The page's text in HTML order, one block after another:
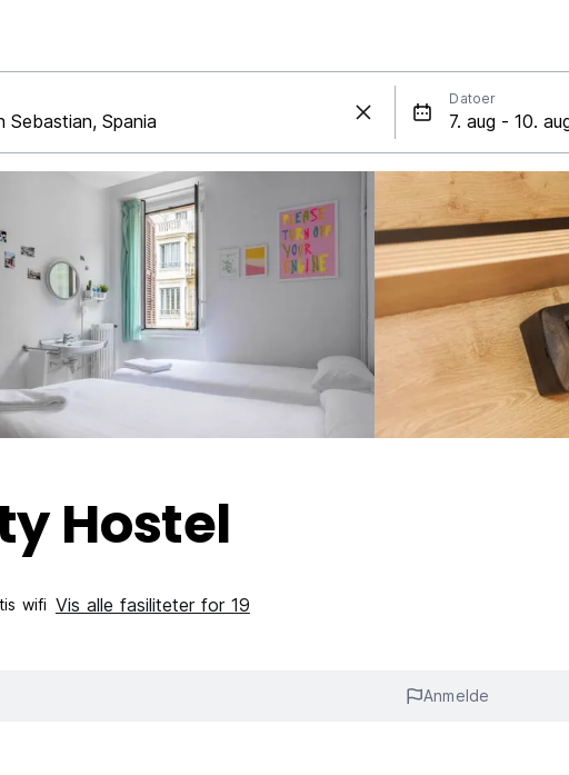
Datoer
Hostel
wifi‎ Vis alle fasiliteter for 19
Anmelde